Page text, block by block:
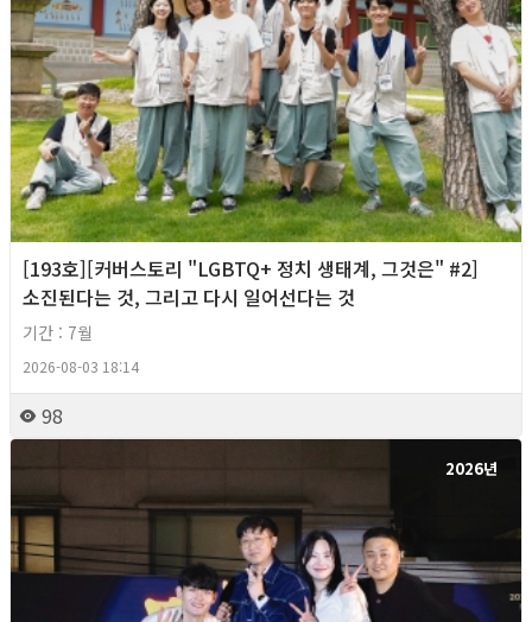
[193호][커버스토리 "LGBTQ+ 정치 생태계, 그것은" #2]
소진된다는 것, 그리고 다시 일어선다는 것
기간 : 7월
2026-08-03 18:14
98
2026년